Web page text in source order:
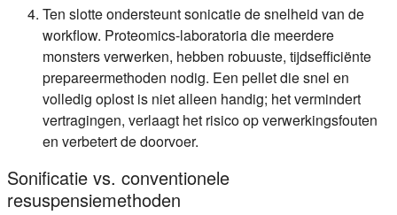
Ten slotte ondersteunt sonicatie de snelheid van de
workflow. Proteomics-laboratoria die meerdere
monsters verwerken, hebben robuuste, tijdsefficiënte
prepareermethoden nodig. Een pellet die snel en
volledig oplost is niet alleen handig; het vermindert
vertragingen, verlaagt het risico op verwerkingsfouten
en verbetert de doorvoer.
Sonificatie vs. conventionele
resuspensiemethoden